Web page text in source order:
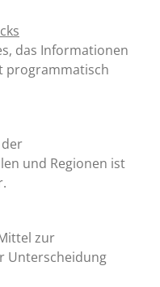
das Informationen
programmatisch
und Regionen ist
zur
Unterscheidung